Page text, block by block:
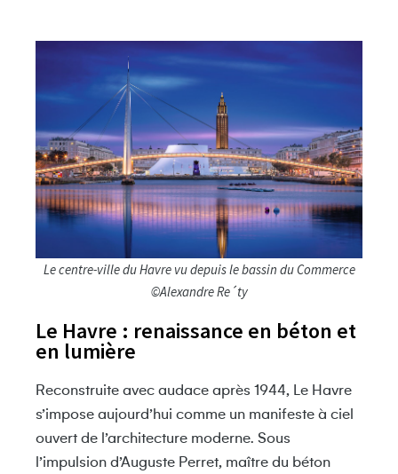
Le centre-ville du Havre vu depuis le bassin du Commerce
©Alexandre Re´ty
Le Havre : renaissance en béton et
en lumière
Reconstruite avec audace après 1944, Le Havre
s’impose aujourd’hui comme un manifeste à ciel
ouvert de l’architecture moderne. Sous
l’impulsion d’Auguste Perret, maître du béton